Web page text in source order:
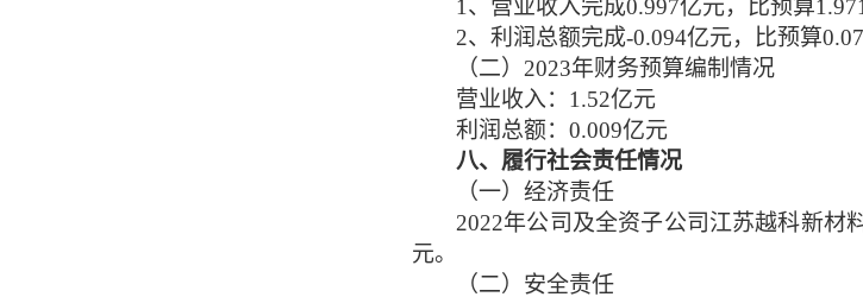
1、营业收入完成0.997亿元，比预算1.971
2、利润总额完成-0.094亿元，比预算0.07
（二） 2023年财务预算编制情况
营业收入： 1.52亿元
利润总额： 0.009亿元
八、履行社会责任情况
（一） 经济责任
2022年公司及全资子公司江苏越科新材
元。
（二）安全责任